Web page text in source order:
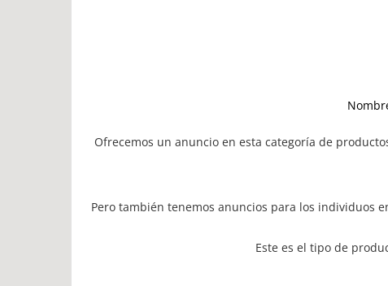
Ofrecemos un anuncio en esta categoría de
Pero también tenemos anuncios para los individuos
Este es el tipo de